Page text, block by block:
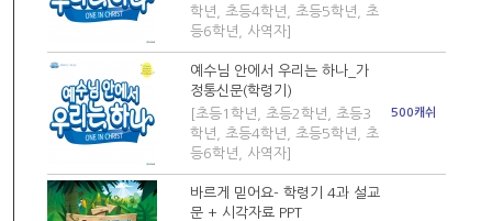
학년, 초등4학년, 초등5학년, 초
등6학년, 사역자]
예수님 안에서 우리는 하나_가
정통신문(학령기)
[초등1학년, 초등2학년, 초등3
학년, 초등4학년, 초등5학년, 초
등6학년, 사역자]
500캐쉬
바르게 믿어요- 학령기 4과 설교
문 + 시각자료 PPT